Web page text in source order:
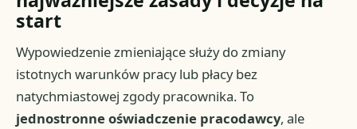
start
Wypowiedzenie zmieniające służy do zmiany
istotnych warunków pracy lub płacy bez
natychmiastowej zgody pracownika. To
jednostronne oświadczenie pracodawcy, ale